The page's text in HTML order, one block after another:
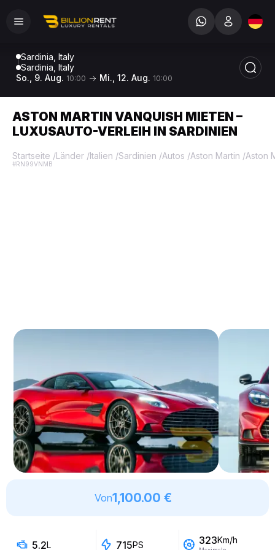
Sardinia, Italy
Sardinia, Italy
So., 9. Aug. 10:00 Mi., 12. Aug. 10:00
ASTON MARTIN VANQUISH MIETEN –
LUXUSAUTO-VERLEIH IN SARDINIEN
Startseite /Länder /Italien /Sardinien /Autos /Aston Martin /Aston
#RN99VNMB
Von1,100.00 €
5.2L 715PS 323Km/h